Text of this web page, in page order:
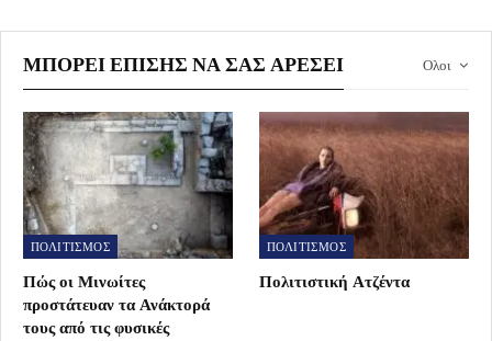
Ολοι
ΜΠΟΡΕΊ ΕΠΊΣΗΣ ΝΑ ΣΑΣ ΑΡΈΣΕΙ
ΠΟΛΙΤΙΣΜΟΣ
Πώς οι Μινωίτες
προστάτευαν τα Ανάκτορά
τους από τις φυσικές
ΠΟΛΙΤΙΣΜΟΣ
Πολιτιστική Ατζέντα